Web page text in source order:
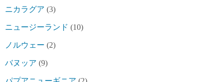
ニカラグア (3)
ニュージーランド (10)
ノルウェー (2)
バヌッア (9)